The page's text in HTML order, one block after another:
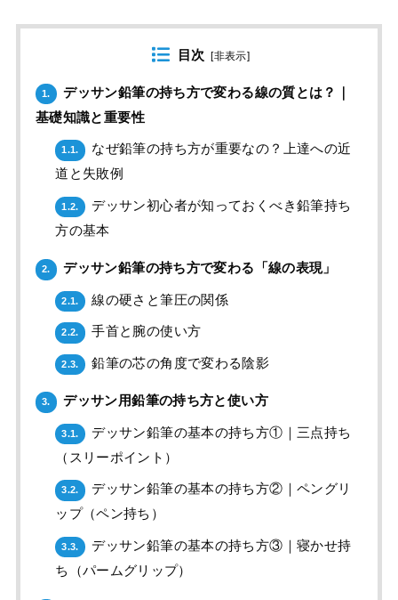
目次 [非表示]
1.
デッサン鉛筆の持ち方で変わる線の質とは？｜
基礎知識と重要性
1.1.
なぜ鉛筆の持ち方が重要なの？上達への近
道と失敗例
1.2.
デッサン初心者が知っておくべき鉛筆持ち
方の基本
2. デッサン鉛筆の持ち方で変わる「線の表現」
2.1. 線の硬さと筆圧の関係
2.2. 手首と腕の使い方
2.3. 鉛筆の芯の角度で変わる陰影
3. デッサン用鉛筆の持ち方と使い方
3.1.
デッサン鉛筆の基本の持ち方①｜三点持ち
（スリーポイント）
3.2.
デッサン鉛筆の基本の持ち方②｜ペングリ
ップ（ペン持ち）
3.3.
デッサン鉛筆の基本の持ち方③｜寝かせ持
ち（パームグリップ）